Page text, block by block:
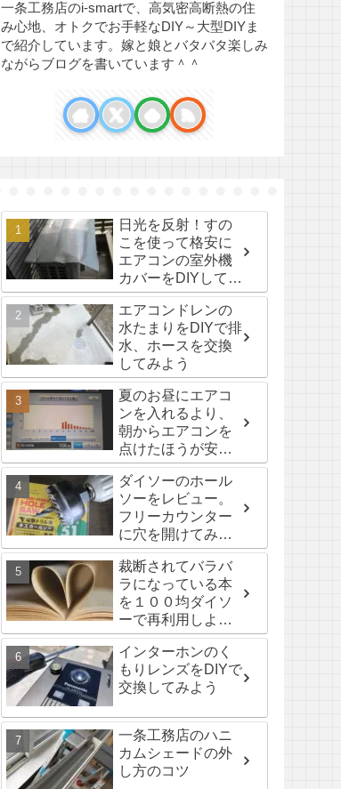
一条工務店のi-smartで、高気密高断熱の住
み心地、オトクでお手軽なDIY～大型DIYま
で紹介しています。嫁と娘とバタバタ楽しみ
ながらブログを書いています＾＾
日光を反射！すの
こを使って格安に
エアコンの室外機
カバーをDIYして省
エネしよう！
エアコンドレンの
水たまりをDIYで排
水、ホースを交換
してみよう
夏のお昼にエアコ
ンを入れるより、
朝からエアコンを
点けたほうが安
い？検証編
ダイソーのホール
ソーをレビュー。
フリーカウンター
に穴を開けてみ
た。
裁断されてバラバ
ラになっている本
を１００均ダイソ
ーで再利用しよ
う。
インターホンのく
もりレンズをDIYで
交換してみよう
一条工務店のハニ
カムシェードの外
し方のコツ